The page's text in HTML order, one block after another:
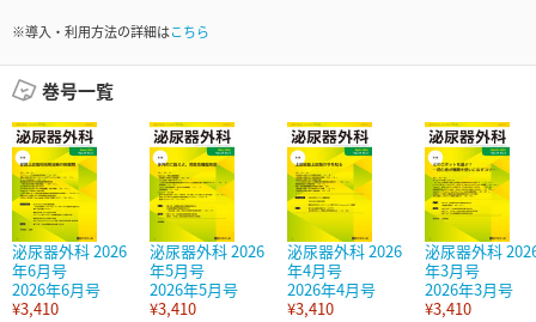
※導入・利用方法の詳細はこちら
巻号一覧
泌尿器外科 2026
年6月号
2026年6月号
¥3,410
泌尿器外科 2026
年5月号
2026年5月号
¥3,410
泌尿器外科 2026
年4月号
2026年4月号
¥3,410
泌尿器外科
年3月号
2026年3月号
¥3,410